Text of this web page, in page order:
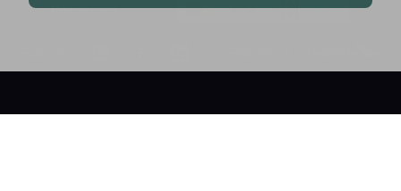
Pague com